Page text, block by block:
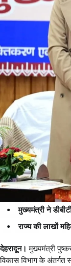
मुख्यमंत्री ने
राज्य की लाखों
देहरादून। मुख्यमंत्री
विकास विभाग के अंतर्गत